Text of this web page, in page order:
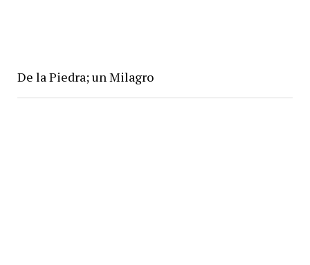
De la Piedra; un Milagro